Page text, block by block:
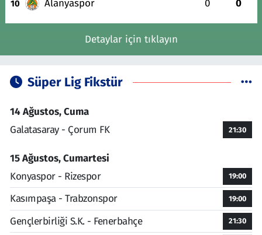
10 Alanyaspor 0 0
Detaylar için tıklayın
Süper Lig Fikstür
14 Ağustos, Cuma
Galatasaray - Çorum FK
21:30
15 Ağustos, Cumartesi
Konyaspor - Rizespor
19:00
Kasımpaşa - Trabzonspor 19:00
Gençlerbirliği S.K. - Fenerbahçe 21:30